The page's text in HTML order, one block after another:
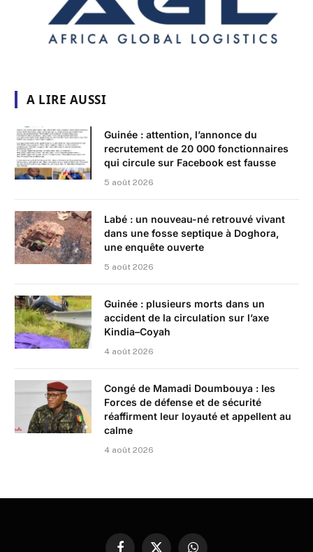
A LIRE AUSSI
Guinée : attention, l’annonce du
recrutement de 20 000 fonctionnaires
qui circule sur Facebook est fausse
5 août 2026
Labé : un nouveau-né retrouvé vivant
dans une fosse septique à Doghora,
une enquête ouverte
5 août 2026
Guinée : plusieurs morts dans un
accident de la circulation sur l’axe
Kindia–Coyah
4 août 2026
Congé de Mamadi Doumbouya : les
Forces de défense et de sécurité
réaffirment leur loyauté et appellent au
calme
4 août 2026